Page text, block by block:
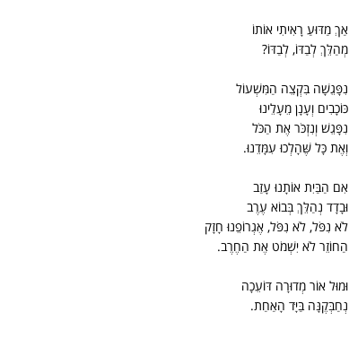
אַךְ מַדּוּעַ רָאִיתִי אוֹתוֹ
מְהַלֵּךְ לְבַדּוֹ, לְבַדּוֹ?
נִפָּגֵשָׁה בִּקְצֵה הַמִּשְׁעוֹל
כּוֹכָבִים וְעָנָן מֵעָלֵינוּ
נִפָּגֵשׁ וְנִזְכֹּר אֶת הַכֹּל
וְאֶת כָּל שֶּׁהָלְכוּ עִמָּדֵנוּ.
אִם הַבַּיִת אוֹתָנוּ עָזַב
וּבָדָד נְהַלֵּךְ בְּבוֹא עֶרֶב
לֹא נִפֹּל, לֹא נִפֹּל, אֶגְרוֹפֵנוּ חָזָק
הַחוֹזֵר לֹא יִשְׁמֹט אֶת הַחֶרֶב.
וּמוּל אוֹר מְדוּרָה דּוֹעֵכָה
נְחַבְּקֶנָּה בַּיָּד הָאַחַת.